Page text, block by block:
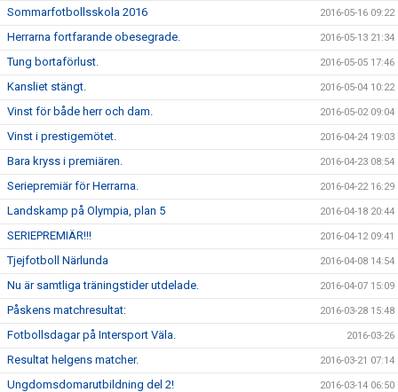
Sommarfotbollsskola 2016 2016-05-16 09:22
Herrarna fortfarande obesegrade. 2016-05-13 21:34
Tung bortaförlust. 2016-05-05 17:46
Kansliet stängt. 2016-05-04 10:22
Vinst för både herr och dam. 2016-05-02 09:04
Vinst i prestigemötet. 2016-04-24 19:03
Bara kryss i premiären. 2016-04-23 08:54
Seriepremiär för Herrarna. 2016-04-22 16:29
Landskamp på Olympia, plan 5 2016-04-18 20:44
SERIEPREMIÄR!!! 2016-04-12 09:41
Tjejfotboll Närlunda 2016-04-08 14:54
Nu är samtliga träningstider utdelade. 2016-04-07 15:09
Påskens matchresultat: 2016-03-28 15:48
Fotbollsdagar på Intersport Väla. 2016-03-26
Resultat helgens matcher. 2016-03-21 07:14
Ungdomsdomarutbildning del 2! 2016-03-14 06:50